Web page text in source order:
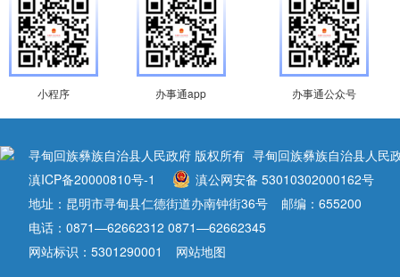
小程序 办事通app 办事通公众号
寻甸回族彝族自治县人民政府 版权所有 寻甸回族彝族自治县人民
滇ICP备20000810号-1
滇公网安备 53010302000162号
地址：昆明市寻甸县仁德街道办南钟街36号
邮编：655200
电话：0871—62662312 0871—62662345
网站标识：5301290001
网站地图